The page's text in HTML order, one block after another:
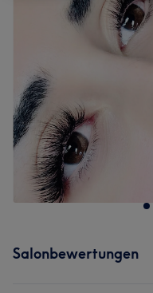
Salonbewertungen